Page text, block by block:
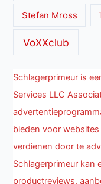
Stefan Mross
VoXXclub
Schlagerprimeur is
Services LLC
bieden voor
verdienen door te
Schlagerprimeur kan
productreviews,